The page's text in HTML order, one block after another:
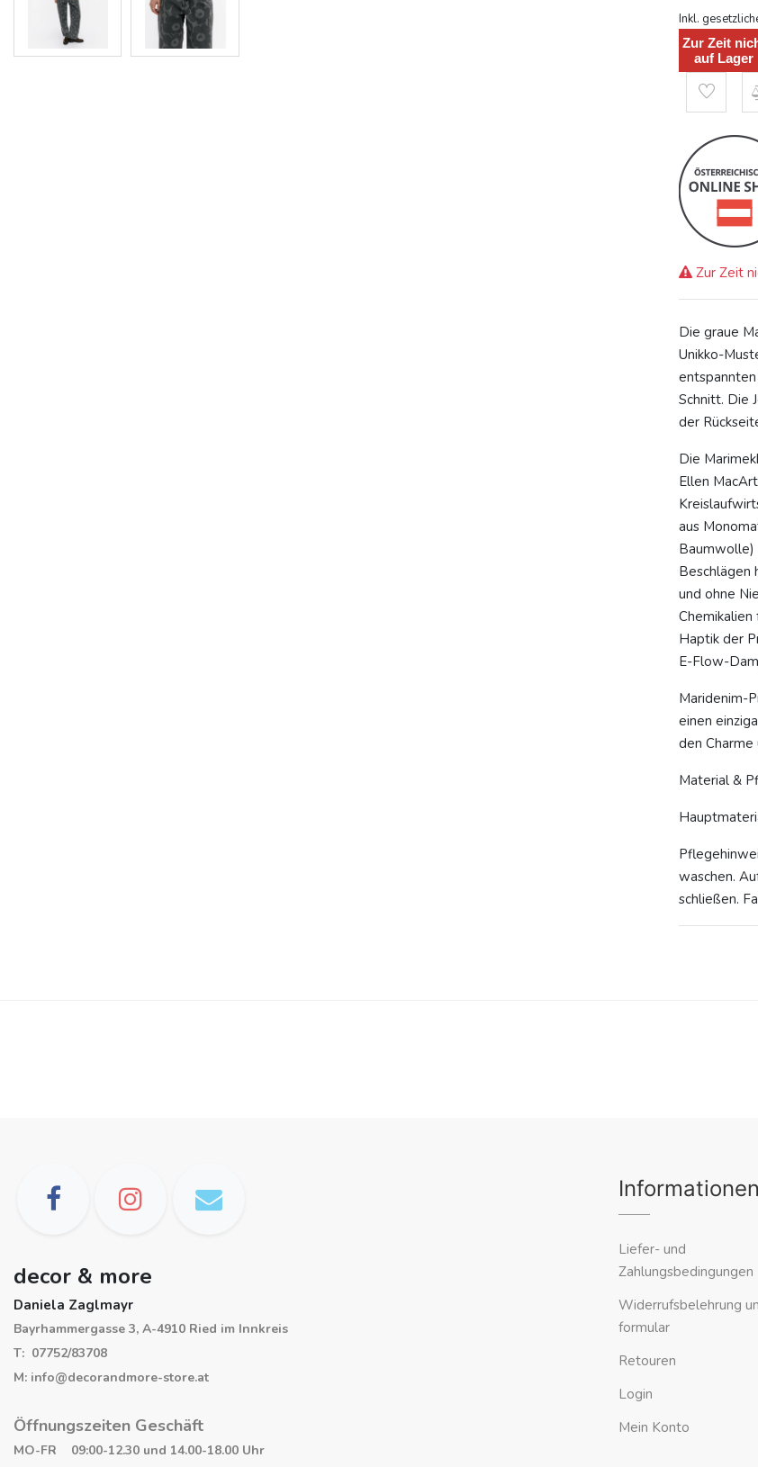
Inkl.
Zur Zeit
auf Lager
Zur Zeit
Die graue
Unikko-
Schnitt. Die
der
Die
Ellen
aus
Baumwolle)
Beschlägen
und ohne
Haptik der
E-Flow-
Maridenim-
einen
den
Material &
waschen.
schließen.
decor & more
Daniela Zaglmayr
Bayrhammergasse 3, A-4910 Ried im Innkreis
T: 07752/83708
M: info@decorandmore-store.at
Öffnungszeiten Geschäft
MO-FR 09:00-12.30 und 14.00-18.00 Uhr
Informationen
Liefer- und
Zahlungsbedingungen
Widerrufsbelehrung
formular
Retouren
Login
Mein Konto